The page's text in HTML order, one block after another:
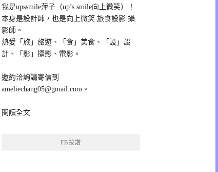
我是upssmile萍子（up’s smile向上微笑）！
本身是設計師，也是向上微笑 旅食設影 攝
影師。
熱愛「旅」旅遊、「食」美食、「設」設
計、「影」攝影、電影。
邀約洽詢請寄信到
ameliechang05@gmail.com。
閱讀全文
FB按讚